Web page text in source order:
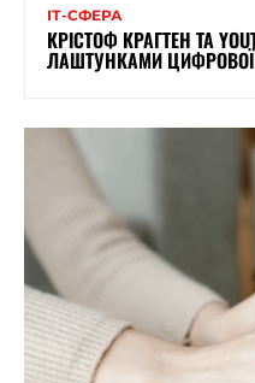
ІТ-СФЕРА
КРІСТОФ КРАГТЕН ТА
ЛАШТУНКАМИ